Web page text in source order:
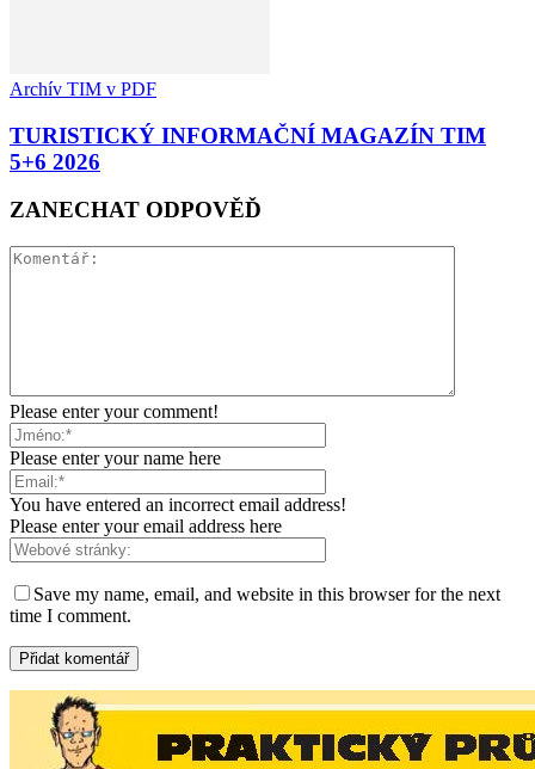
Archív TIM v PDF
TURISTICKÝ INFORMAČNÍ MAGAZÍN TIM
5+6 2026
ZANECHAT ODPOVĚĎ
Please enter your comment!
Please enter your name here
You have entered an incorrect email address!
Please enter your email address here
Save my name, email, and website in this browser for the next
time I comment.